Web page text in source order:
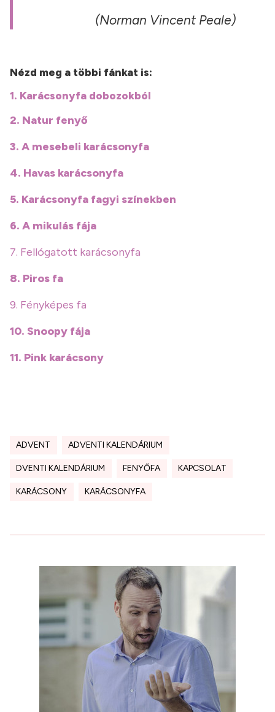
(Norman Vincent Peale)
Nézd meg a többi fánkat is:
1. Karácsonyfa dobozokból
2. Natur fenyő
3. A mesebeli karácsonyfa
4. Havas karácsonyfa
5. Karácsonyfa fagyi színekben
6. A mikulás fája
7. Fellógatott karácsonyfa
8. Piros fa
9. Fényképes fa
10. Snoopy fája
11. Pink karácsony
ADVENT ADVENTI KALENDÁRIUM
DVENTI KALENDÁRIUM FENYŐFA KAPCSOLAT
KARÁCSONY KARÁCSONYFA